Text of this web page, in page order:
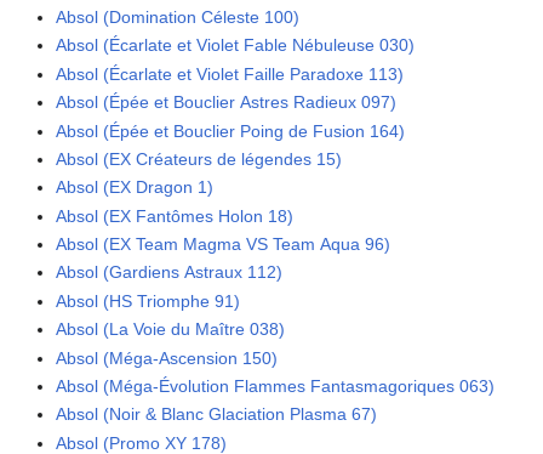
Absol (Domination Céleste 100)
Absol (Écarlate et Violet Fable Nébuleuse 030)
Absol (Écarlate et Violet Faille Paradoxe 113)
Absol (Épée et Bouclier Astres Radieux 097)
Absol (Épée et Bouclier Poing de Fusion 164)
Absol (EX Créateurs de légendes 15)
Absol (EX Dragon 1)
Absol (EX Fantômes Holon 18)
Absol (EX Team Magma VS Team Aqua 96)
Absol (Gardiens Astraux 112)
Absol (HS Triomphe 91)
Absol (La Voie du Maître 038)
Absol (Méga-Ascension 150)
Absol (Méga-Évolution Flammes Fantasmagoriques 063)
Absol (Noir & Blanc Glaciation Plasma 67)
Absol (Promo XY 178)